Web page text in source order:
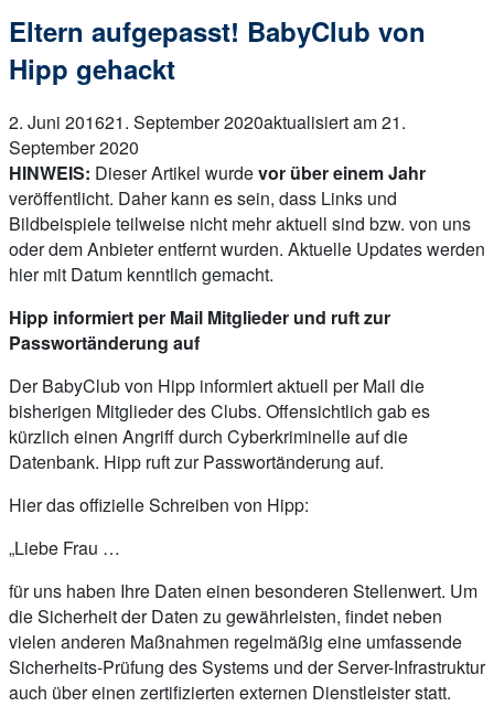
Eltern aufgepasst! BabyClub von
Hipp gehackt
2. Juni 201621. September 2020aktualisiert am 21.
September 2020
HINWEIS: Dieser Artikel wurdevor über einem Jahr
veröffentlicht. Daher kann es sein, dass Links und
Bildbeispiele teilweise nicht mehr aktuell sind bzw. von uns
oder dem Anbieter entfernt wurden. Aktuelle Updates werden
hier mit Datum kenntlich gemacht.
Hipp informiert per Mail Mitglieder und ruft zur
Passwortänderung auf
Der BabyClub von Hipp informiert aktuell per Mail die
bisherigen Mitglieder des Clubs. Offensichtlich gab es
kürzlich einen Angriff durch Cyberkriminelle auf die
Datenbank. Hipp ruft zur Passwortänderung auf.
Hier das offizielle Schreiben von Hipp:
„Liebe Frau …
für uns haben Ihre Daten einen besonderen Stellenwert. Um
die Sicherheit der Daten zu gewährleisten, findet neben
vielen anderen Maßnahmen regelmäßig eine umfassende
Sicherheits-Prüfung des Systems und der Server-Infrastruktur
auch über einen zertifizierten externen Dienstleister statt.